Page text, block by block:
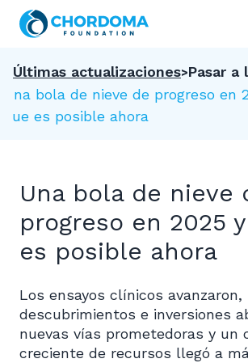
Skip to Main Content
Últimas actualizaciones Pasar a
Una bola de nieve de progreso en
que es posible ahora
Una bola de nieve
progreso en 2025
es posible ahora
Los ensayos clínicos avanzaron,
descubrimientos e inversiones
nuevas vías prometedoras y un
creciente de recursos llegó a